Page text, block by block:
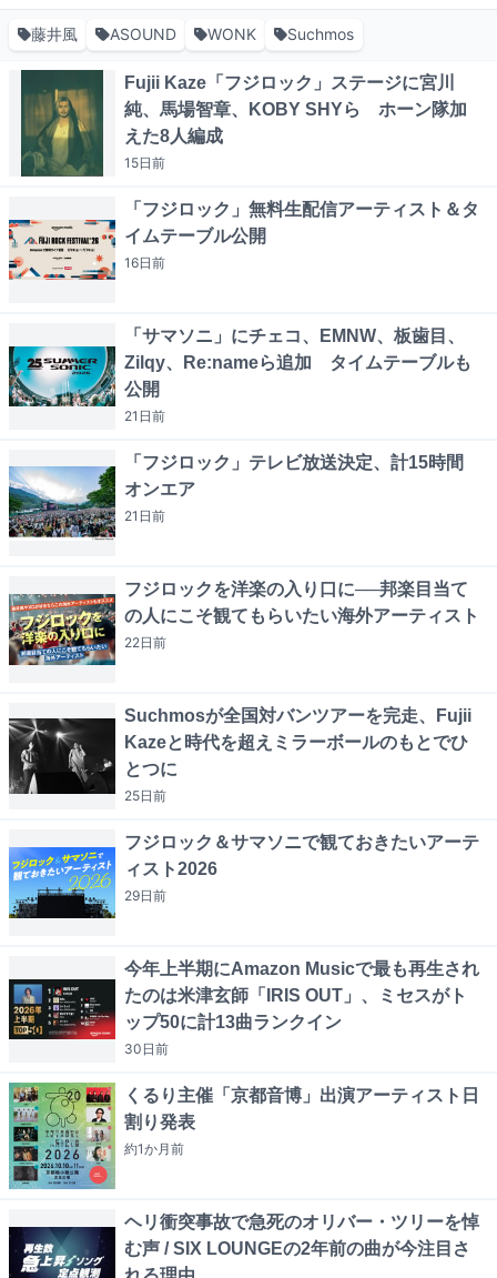
藤井風 ASOUND WONK Suchmos
Fujii Kaze「フジロック」ステージに宮川
純、馬場智章、KOBY SHYら ホーン隊加
えた8人編成
15日前
「フジロック」無料生配信アーティスト＆タ
イムテーブル公開
16日前
「サマソニ」にチェコ、EMNW、板歯目、
Zilqy、Re:nameら追加 タイムテーブルも
公開
21日前
「フジロック」テレビ放送決定、計15時間
オンエア
21日前
フジロックを洋楽の入り口に──邦楽目当て
の人にこそ観てもらいたい海外アーティスト
22日前
Suchmosが全国対バンツアーを完走、Fujii
Kazeと時代を超えミラーボールのもとでひ
とつに
25日前
フジロック＆サマソニで観ておきたいアーテ
ィスト2026
29日前
今年上半期にAmazon Musicで最も再生され
たのは米津玄師「IRIS OUT」、ミセスがト
ップ50に計13曲ランクイン
30日前
くるり主催「京都音博」出演アーティスト日
割り発表
約1か月前
ヘリ衝突事故で急死のオリバー・ツリーを悼
む声 / SIX LOUNGEの2年前の曲が今注目さ